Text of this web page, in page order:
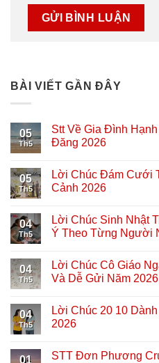
BÀI VIẾT GẦN ĐÂY
05
Th5
Stt Về Gia Đình
Đăng 2026
05
Th5
Lời Chúc Đám Cưới
Cảnh 2026
04
Th5
Lời Chúc Sinh Nhật
Ý Theo Từng Người
04
Th5
Lời Chúc Cô Giáo
Và Dễ Gửi Năm 2026
04
Th5
Lời Chúc 20 10
2026
01
STT Đơn Phương